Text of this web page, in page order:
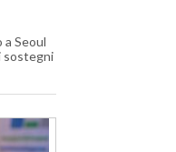
Seoul
sostegni